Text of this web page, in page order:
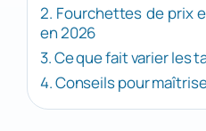
2. Fourchettes de prix
en 2026
3. Ce que fait varier les
4. Conseils pour